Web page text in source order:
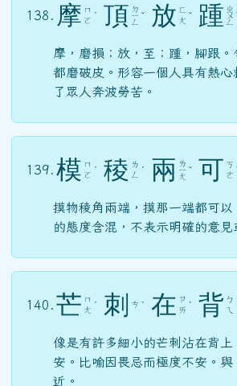
138. 摩 ㄇ
ㄛ ˊ 頂 ㄉ
ㄧ
ㄥ
ˇ 放 ㄈ
ㄤ ˇ 踵 ㄓ
ㄨ
ㄥ
摩，磨損；放，至；踵，腳跟。
都磨破皮。形容一個人具有熱心
了眾人奔波勞苦。
139. 模 ㄇ
ㄛ ˊ 稜 ㄌ
ㄥ
ˊ 兩 ㄌ
ㄧ
ㄤ
ˇ 可 ㄎ
ㄜ
摸物稜角兩端，摸那一端都可以
的態度含混，不表示明確的意見
140. 芒 ㄇ
ㄤ ˊ 刺 ㄘ ˋ 在 ㄗ
ㄞ ˋ 背 ㄅ
ㄟ
像是有許多細小的芒刺沾在背上
安。比喻因畏忌而極度不安。
近。